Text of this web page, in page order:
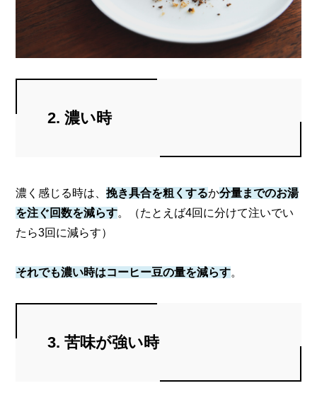
2. 濃い時
濃く感じる時は、 挽き具合を粗くするか分量までのお湯
を注ぐ回数を減らす。
（たとえば4回に分けて注いでい
たら3回に減らす）
それでも濃い時はコーヒー豆の量を減らす。
3. 苦味が強い時